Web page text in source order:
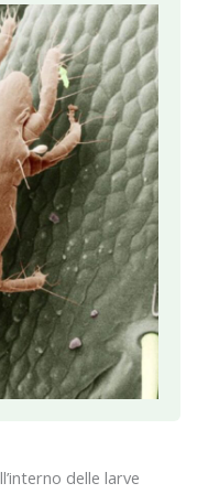
delle larve